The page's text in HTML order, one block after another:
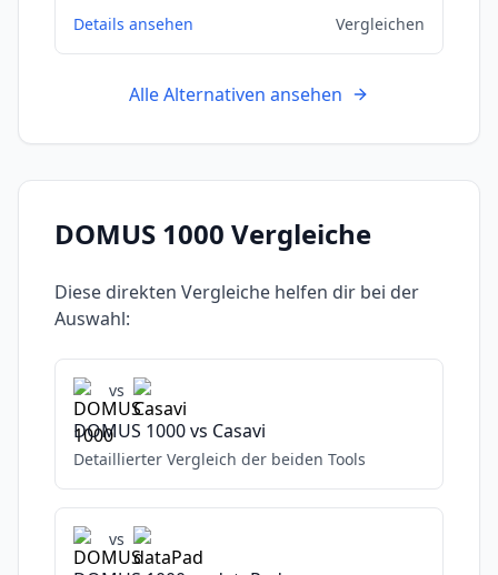
Details ansehen
Vergleichen
Alle Alternativen ansehen
DOMUS 1000 Vergleiche
Diese direkten Vergleiche helfen dir bei der
Auswahl:
vs
DOMUS 1000vs Casavi
Detaillierter Vergleich der beiden Tools
vs